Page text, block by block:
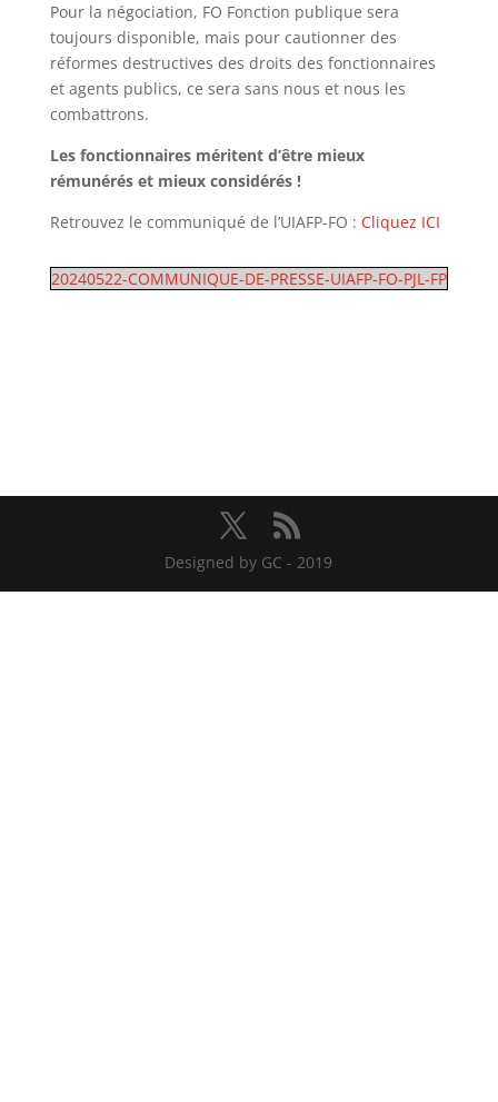
Pour la négociation, FO Fonction publique sera
toujours disponible, mais pour cautionner des
réformes destructives des droits des fonctionnaires
et agents publics, ce sera sans nous et nous les
combattrons.
Les fonctionnaires méritent d’être mieux
rémunérés et mieux considérés !
Retrouvez le communiqué de l’UIAFP-FO : Cliquez ICI
20240522-COMMUNIQUE-DE-PRESSE-UIAFP-FO-PJL-FP
Designed by GC - 2019